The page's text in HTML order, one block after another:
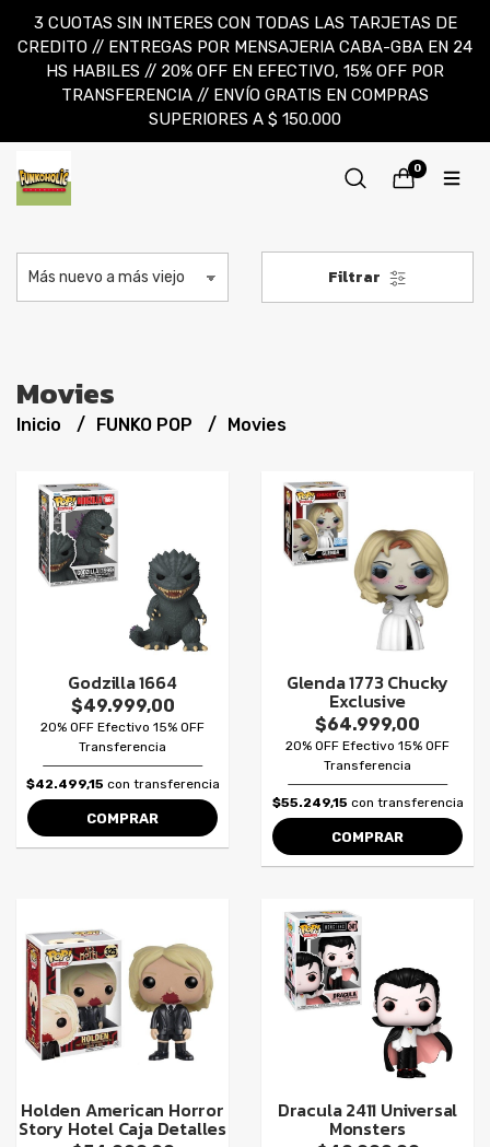
3 CUOTAS SIN INTERES CON TODAS LAS TARJETAS DE
CREDITO // ENTREGAS POR MENSAJERIA CABA-GBA EN 24
HS HABILES // 20% OFF EN EFECTIVO, 15% OFF POR
TRANSFERENCIA // ENVÍO GRATIS EN COMPRAS
SUPERIORES A $ 150.000
0
Filtrar
Movies
Inicio FUNKO POP Movies
Godzilla 1664
$49.999,00
20% OFF Efectivo 15% OFF
Transferencia
$42.499,15 con transferencia
COMPRAR
Glenda 1773 Chucky
Exclusive
$64.999,00
20% OFF Efectivo 15% OFF
Transferencia
$55.249,15 con transferencia
COMPRAR
Holden American Horror
Story Hotel Caja Detalles
Dracula 2411 Universal
Monsters